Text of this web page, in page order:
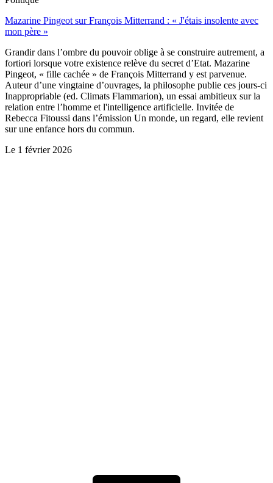
Mazarine Pingeot sur François Mitterrand : « J'étais insolente avec
mon père »
Grandir dans l’ombre du pouvoir oblige à se construire autrement, a
fortiori lorsque votre existence relève du secret d’Etat. Mazarine
Pingeot, « fille cachée » de François Mitterrand y est parvenue.
Auteur d’une vingtaine d’ouvrages, la philosophe publie ces jours-ci
Inappropriable (ed. Climats Flammarion), un essai ambitieux sur la
relation entre l’homme et l'intelligence artificielle. Invitée de
Rebecca Fitoussi dans l’émission Un monde, un regard, elle revient
sur une enfance hors du commun.
Le 1 février 2026